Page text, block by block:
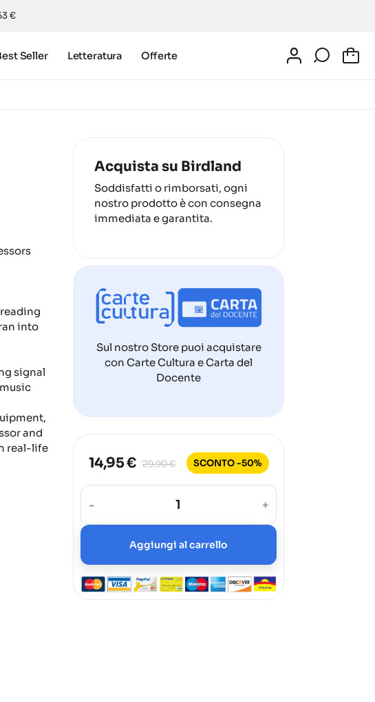
€
Seller Letteratura Offerte
into
signal
and
real-life
Acquista su Birdland
Soddisfatti o rimborsati, ogni
nostro prodotto è con consegna
immediata e garantita.
Sul nostro Store puoi acquistare
con Carte Cultura e Carta del
Docente
14,95 € 29,90 € SCONTO -50%
- +
Aggiungi al carrello